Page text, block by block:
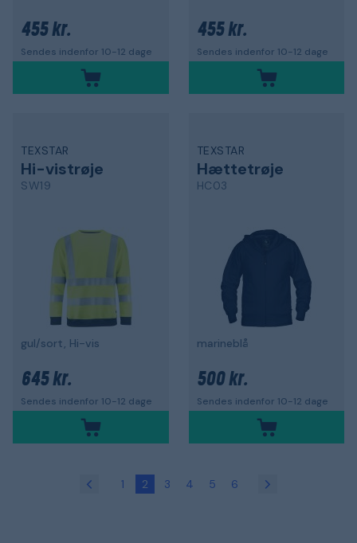
455 kr.
Sendes indenfor 10-12 dage
455 kr.
Sendes indenfor 10-12 dage
TEXSTAR
Hi-vistrøje
SW19
gul/sort, Hi-vis
645 kr.
Sendes indenfor 10-12 dage
TEXSTAR
Hættetrøje
HC03
marineblå
500 kr.
Sendes indenfor 10-12 dage
1 2 3 4 5 6